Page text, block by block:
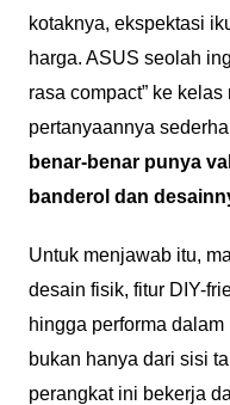
kotaknya, ekspektasi
harga. ASUS seolah
rasa compact” ke
pertanyaannya
benar-benar punya
banderol dan
Untuk menjawab itu,
desain fisik, fitur DIY-
hingga performa
bukan hanya dari sisi
perangkat ini bekerja